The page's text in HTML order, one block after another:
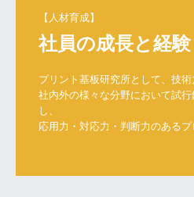
シルク
表面処理
外形加工
検査
社員の成長と経験
プリント基板研究所として、技術
社内外の様々な分野において試
し、
応用力・対応力・判断力のあるプ